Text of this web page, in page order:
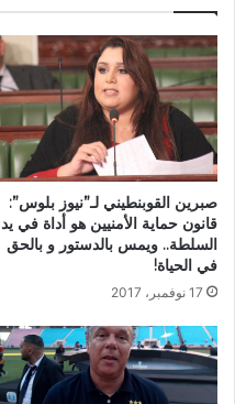
صبرين القوبنطيني لـ”نيوز بلوس”:
قانون حماية الأمنيين هو أداة في يد
السلطة.. ويمس بالدستور و بالحق
في الحياة!
17 نوفمبر، 2017